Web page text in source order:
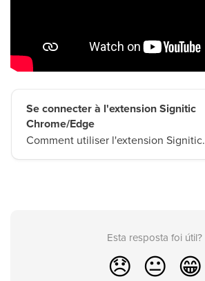
Se connecter à l'extension Signitic
Chrome/Edge
Comment utiliser l'extension Signitic.
Esta resposta foi útil?
😞 😐 😁